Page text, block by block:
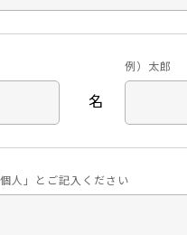
名
例）太郎
人」とご記入ください